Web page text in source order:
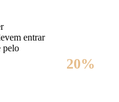
entrar
pelo
20%